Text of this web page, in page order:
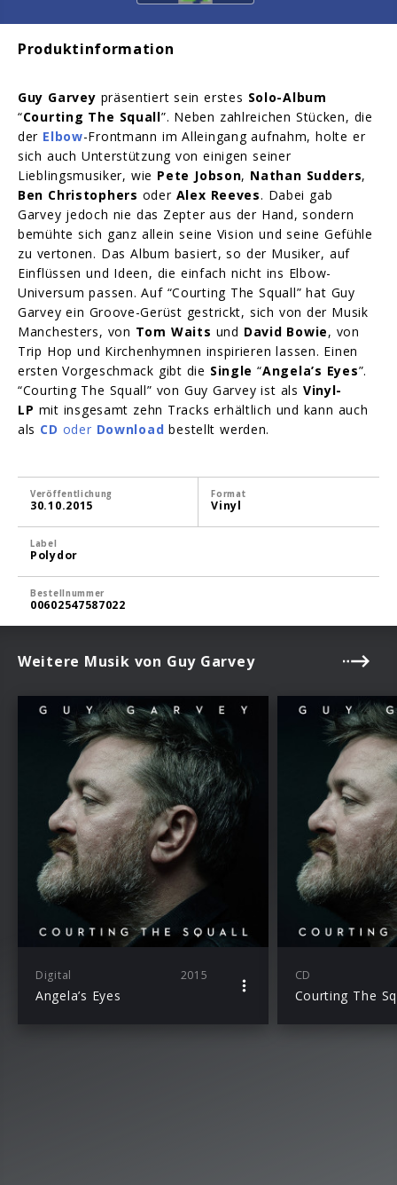
Produktinformation
Guy Garvey präsentiert sein erstes Solo-Album
“Courting The Squall”. Neben zahlreichen Stücken, die
der Elbow-Frontmann im Alleingang aufnahm, holte er
sich auch Unterstützung von einigen seiner
Lieblingsmusiker, wie Pete Jobson, Nathan Sudders,
Ben Christophers oder Alex Reeves. Dabei gab
Garvey jedoch nie das Zepter aus der Hand, sondern
bemühte sich ganz allein seine Vision und seine Gefühle
zu vertonen. Das Album basiert, so der Musiker, auf
Einflüssen und Ideen, die einfach nicht ins Elbow-
Universum passen. Auf “Courting The Squall” hat Guy
Garvey ein Groove-Gerüst gestrickt, sich von der Musik
Manchesters, von Tom Waits und David Bowie, von
Trip Hop und Kirchenhymnen inspirieren lassen. Einen
ersten Vorgeschmack gibt die Single “Angela’s Eyes”.
“Courting The Squall” von Guy Garvey ist als Vinyl-
LP mit insgesamt zehn Tracks erhältlich und kann auch
als CD oder Download bestellt werden.
Veröffentlichung
30.10.2015
Format
Vinyl
Label
Polydor
Bestellnummer
00602547587022
Weitere Musik von Guy Garvey
Digital 2015
Angela’s Eyes
CD
Courting The